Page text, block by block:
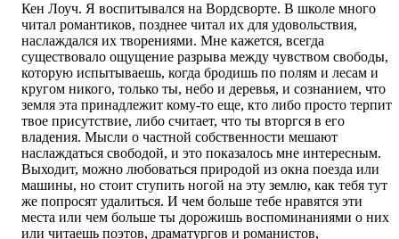
Кен Лоуч. Я воспитывался на Вордсворте. В школе много
читал романтиков, позднее читал их для удовольствия,
наслаждался их творениями. Мне кажется, всегда
существовало ощущение разрыва между чувством свободы,
которую испытываешь, когда бродишь по полям и лесам и
кругом никого, только ты, небо и деревья, и сознанием, что
земля эта принадлежит кому-то еще, кто либо просто терпит
твое присутствие, либо считает, что ты вторгся в его
владения. Мысли о частной собственности мешают
наслаждаться свободой, и это показалось мне интересным.
Выходит, можно любоваться природой из окна поезда или
машины, но стоит ступить ногой на эту землю, как тебя тут
же попросят удалиться. И чем больше тебе нравятся эти
места или чем больше ты дорожишь воспоминаниями о них
или читаешь поэтов, драматургов и романистов,